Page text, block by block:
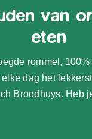
van
eten
rommel, 100%
elke dag het
Broodhuys. Heb